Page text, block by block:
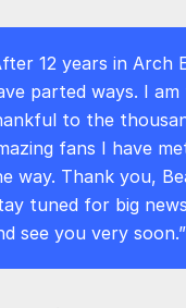
12 years in Arch
parted ways. I
to the
fans I have
way. Thank you,
tuned for big
see you very soon.”